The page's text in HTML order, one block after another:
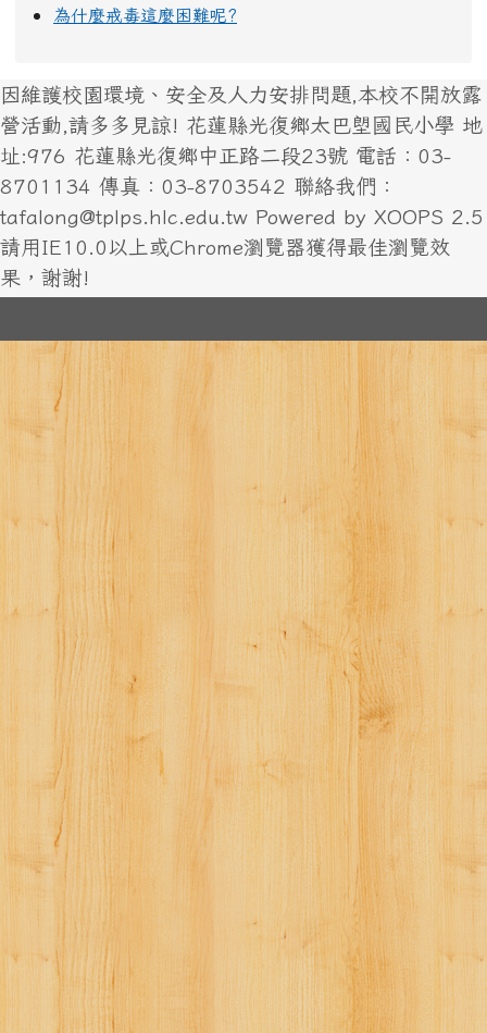
為什麼戒毒這麼困難呢?
因維護校園環境、安全及人力安排問題,本校不開放露
營活動,請多多見諒! 花蓮縣光復鄉太巴塱國民小學 地
址:976 花蓮縣光復鄉中正路二段23號 電話：03-
8701134 傳真：03-8703542 聯絡我們：
tafalong@tplps.hlc.edu.tw Powered by XOOPS 2.5
請用IE10.0以上或Chrome瀏覽器獲得最佳瀏覽效
果，謝謝!